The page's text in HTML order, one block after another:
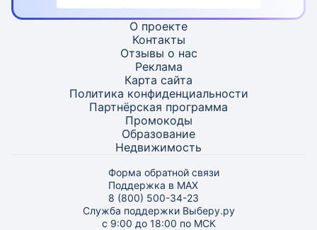
О проекте
Контакты
Отзывы о нас
Реклама
Карта сайта
Политика конфиденциальности
Партнёрская программа
Промокоды
Образование
Недвижимость
Форма обратной связи
Поддержка в MAX
8 (800) 500-34-23
Служба поддержки Выберу.ру
с 9:00 до 18:00 по МСК